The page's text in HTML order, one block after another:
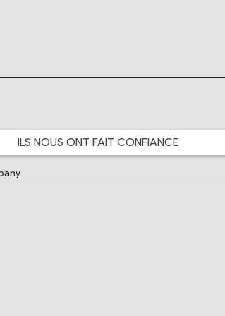
ILS NOUS ONT FAIT CONFIANCE